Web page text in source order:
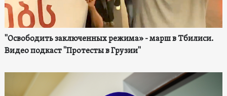
"Освободить заключенных режима» - марш в Тбилиси.
Видео подкаст "Протесты в Грузии"